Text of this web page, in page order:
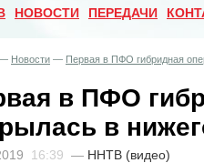
НОВОСТИ ПЕРЕДАЧИ
Новости — Первая в ПФО гибридная
в ПФО
в
16:39 — ННТВ (видео)